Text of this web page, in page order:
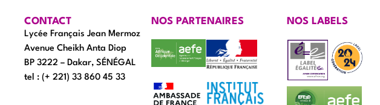
CONTACT
Lycée Français Jean Mermoz
Avenue Cheikh Anta Diop
BP 3222 – Dakar, SÉNÉGAL
tel : (+ 221) 33 860 45 33
NOS PARTENAIRES NOS LABELS